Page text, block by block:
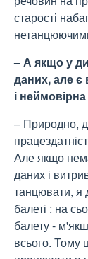
старості
– А якщо у
даних, але є
і
– Природно,
Але якщо
даних і
танцювати, я
балеті : на
балету -
всього. Тому